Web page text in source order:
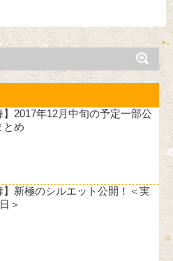
】2017年12月中旬の予定一部公
とめ
】新極のシルエット公開！＜実
＞